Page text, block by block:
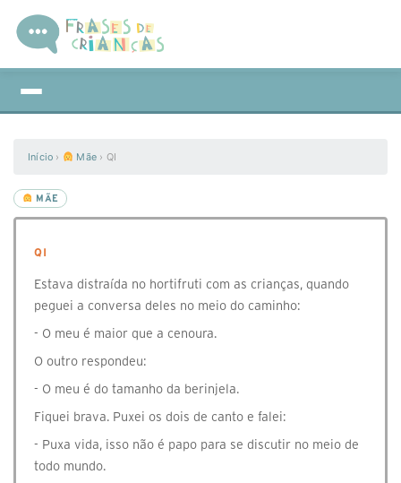
Início › Mãe › QI
MÃE
QI
Estava distraída no hortifruti com as crianças, quando
peguei a conversa deles no meio do caminho:
- O meu é maior que a cenoura.
O outro respondeu:
- O meu é do tamanho da berinjela.
Fiquei brava. Puxei os dois de canto e falei:
- Puxa vida, isso não é papo para se discutir no meio de
todo mundo.